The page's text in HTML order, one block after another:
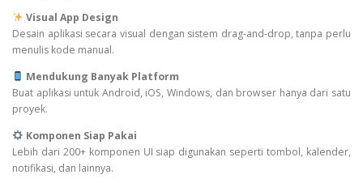
Visual App Design
Desain aplikasi secara visual dengan sistem drag-and-drop, tanpa perlu
menulis kode manual.
Mendukung Banyak Platform
Buat aplikasi untuk Android, iOS, Windows, dan browser hanya dari satu
proyek.
Komponen Siap Pakai
Lebih dari 200+ komponen UI siap digunakan seperti tombol, kalender,
notifikasi, dan lainnya.